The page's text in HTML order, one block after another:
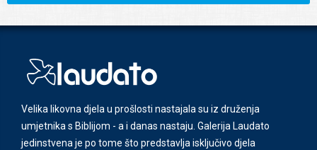
Velika likovna djela u prošlosti nastajala su iz druženja
umjetnika s Biblijom - a i danas nastaju. Galerija Laudato
jedinstvena je po tome što predstavlja isključivo djela